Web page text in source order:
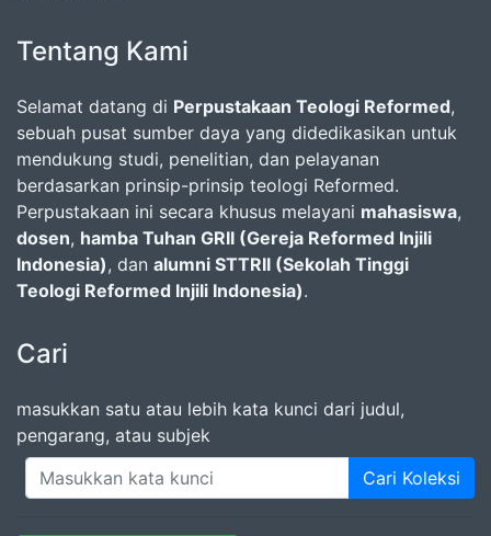
Tentang Kami
Selamat datang di Perpustakaan Teologi Reformed,
sebuah pusat sumber daya yang didedikasikan untuk
mendukung studi, penelitian, dan pelayanan
berdasarkan prinsip-prinsip teologi Reformed.
Perpustakaan ini secara khusus melayani mahasiswa,
dosen, hamba Tuhan GRII (Gereja Reformed Injili
Indonesia), dan alumni STTRII (Sekolah Tinggi
Teologi Reformed Injili Indonesia).
Cari
masukkan satu atau lebih kata kunci dari judul,
pengarang, atau subjek
Cari Koleksi